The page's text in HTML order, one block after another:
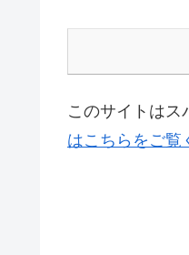
このサイトはス
はこちらをご覧